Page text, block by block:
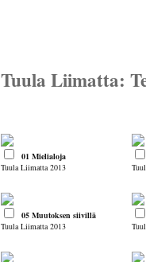
Tuula Liimatta:
01 Mielialoja
Tuula Liimatta 2013
05 Muutoksen siivillä
Tuula Liimatta 2013